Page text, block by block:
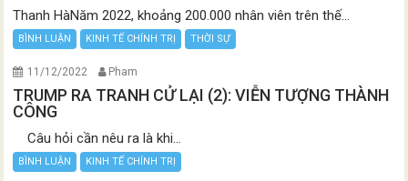
Thanh HàNăm 2022, khoảng 200.000 nhân viên trên thế...
BÌNH LUẬN KINH TẾ CHÍNH TRỊ THỜI SỰ
11/12/2022 Pham
TRUMP RA TRANH CỬ LẠI (2): VIỄN TƯỢNG THÀNH
CÔNG
Câu hỏi cần nêu ra là khi...
BÌNH LUẬN KINH TẾ CHÍNH TRỊ